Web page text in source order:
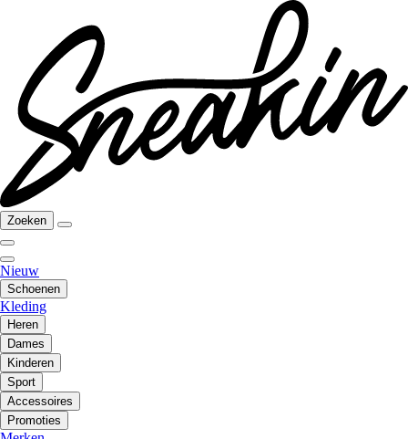
Zoeken
Nieuw
Schoenen
Kleding
Heren
Dames
Kinderen
Sport
Accessoires
Promoties